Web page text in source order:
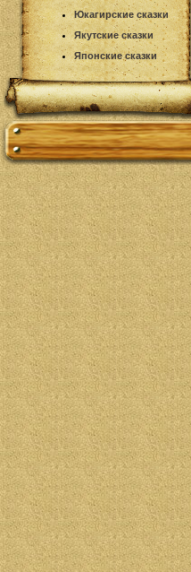
Юкагирские сказки
Якутские сказки
Японские сказки